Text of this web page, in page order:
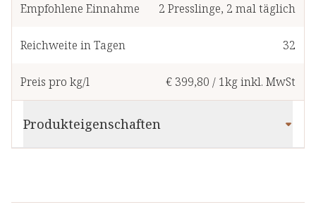
Empfohlene Einnahme 2 Presslinge, 2 mal täglich
Reichweite in Tagen 32
Preis pro kg/l € 399,80 / 1kginkl. MwSt
Produkteigenschaften